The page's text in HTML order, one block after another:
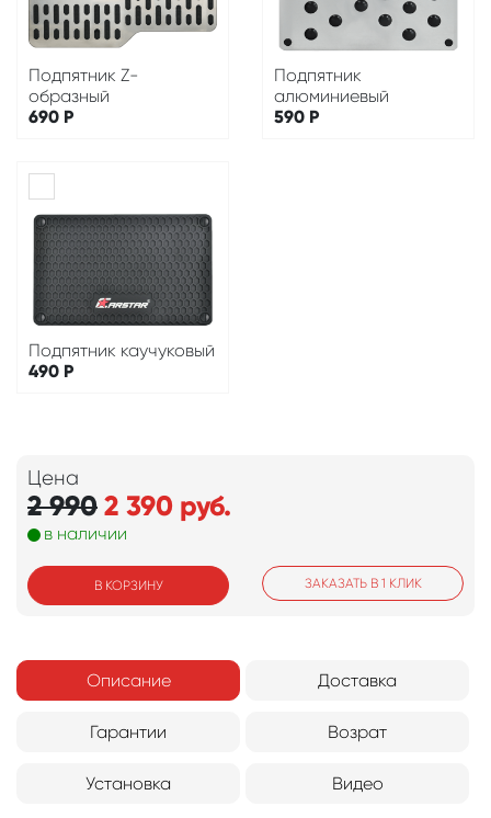
Подпятник Z-
образный
690 Р
Подпятник
алюминиевый
590 Р
Подпятник каучуковый
490 Р
Цена
2 9902 390 руб.
в наличии
В КОРЗИНУ ЗАКАЗАТЬ В 1 КЛИК
Описание Доставка
Гарантии Возрат
Установка Видео